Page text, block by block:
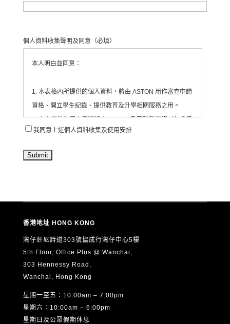
個人資料收集聲明及同意（必填）
本人明白並同意：
1. 本表格內所提供的個人資料，將由 ASTON 用作審查申請
資格、開立學生紀錄、提供教育及升學相關服務之用。
2. 本人提供的個人資料將由 ASTON 及其聯繫機構（包括但
不限於合作教育機構、活動承辦單位等）收集、處理及使
3. ASTON 會將有關資料存放於為每位學生/申請人開設的紀
式，向本人發送有關教育、升學、展覽、活動、課程及服務
銷同意，而不影響其他用途的合法處理。
方式如下：
我同意上述個人資料收集及使用安排
香港地址 HONG KONG
灣仔軒尼詩道303號協成行灣仔中心5樓
5th Floor, Office Plus @ Wanchai,
303 Hennessy Road,
Wanchai, Hong Kong
星期一至五：10:00am – 7:00pm
星期六：10:00am – 6:00pm
星期日及公眾假期休息